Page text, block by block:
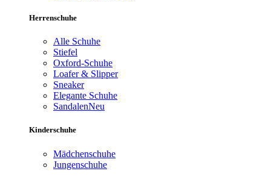
Herrenschuhe
Alle Schuhe
Stiefel
Oxford-Schuhe
Loafer & Slipper
Sneaker
Elegante Schuhe
SandalenNeu
Kinderschuhe
Mädchenschuhe
Jungenschuhe